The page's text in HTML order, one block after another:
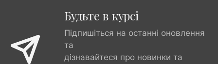
Будьте в курсі
Підпишіться на останні оновлення
та
дізнавайтеся про новинки та